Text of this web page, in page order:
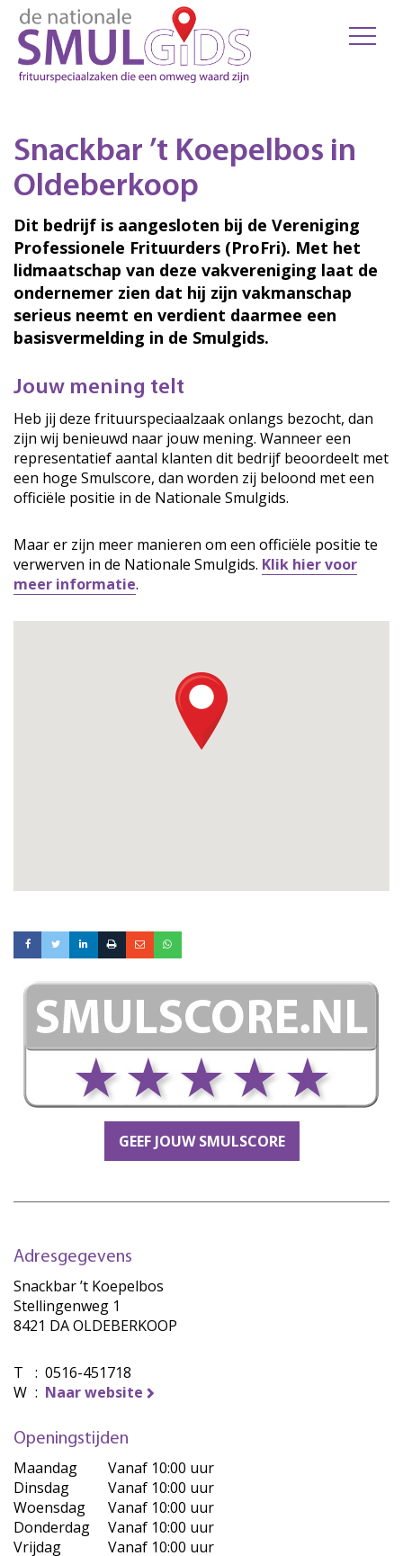
Snackbar ’t Koepelbos in
Oldeberkoop
Dit bedrijf is aangesloten bij de Vereniging
Professionele Frituurders (ProFri). Met het
lidmaatschap van deze vakvereniging laat de
ondernemer zien dat hij zijn vakmanschap
serieus neemt en verdient daarmee een
basisvermelding in de Smulgids.
Jouw mening telt
Heb jij deze frituurspeciaalzaak onlangs bezocht, dan
zijn wij benieuwd naar jouw mening. Wanneer een
representatief aantal klanten dit bedrijf beoordeelt met
een hoge Smulscore, dan worden zij beloond met een
officiële positie in de Nationale Smulgids.
Maar er zijn meer manieren om een officiële positie te
verwerven in de Nationale Smulgids. Klik hier voor
meer informatie.
GEEF JOUW SMULSCORE
Adresgegevens
Snackbar ’t Koepelbos
Stellingenweg 1
8421 DA OLDEBERKOOP
T : 0516-451718
W : Naar website
Openingstijden
Maandag
Vanaf 10:00 uur
Dinsdag
Vanaf 10:00 uur
Woensdag
Vanaf 10:00 uur
Donderdag
Vanaf 10:00 uur
Vrijdag
Vanaf 10:00 uur